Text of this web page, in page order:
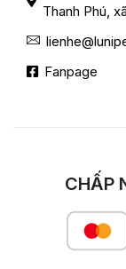
Thanh Phú,
Fanpage
CHẤP